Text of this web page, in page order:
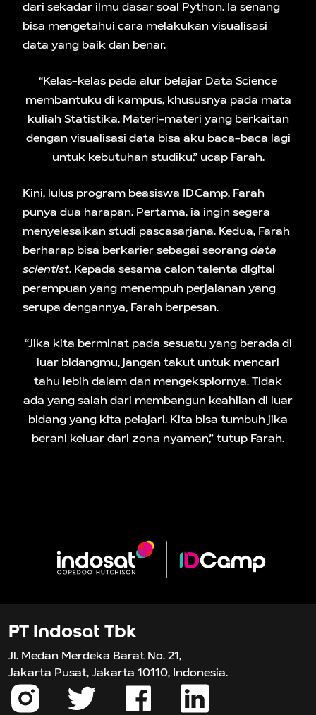
dari sekadar ilmu dasar soal Python. Ia senang
bisa mengetahui cara melakukan visualisasi
data yang baik dan benar.
“Kelas-kelas pada alur belajar Data Science
membantuku di kampus, khususnya pada mata
kuliah Statistika. Materi-materi yang berkaitan
dengan visualisasi data bisa aku baca-baca lagi
untuk kebutuhan studiku,” ucap Farah.
Kini, lulus program beasiswa IDCamp, Farah
punya dua harapan. Pertama, ia ingin segera
menyelesaikan studi pascasarjana. Kedua, Farah
berharap bisa berkarier sebagai seorang data
scientist. Kepada sesama calon talenta digital
perempuan yang menempuh perjalanan yang
serupa dengannya, Farah berpesan.
“Jika kita berminat pada sesuatu yang berada di
luar bidangmu, jangan takut untuk mencari
tahu lebih dalam dan mengeksplornya. Tidak
ada yang salah dari membangun keahlian di luar
bidang yang kita pelajari. Kita bisa tumbuh jika
berani keluar dari zona nyaman,” tutup Farah.
PT Indosat Tbk
Jl. Medan Merdeka Barat No. 21,
Jakarta Pusat, Jakarta 10110, Indonesia.